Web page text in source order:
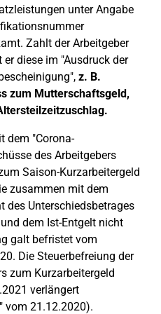
unter Angabe
Zahlt der Arbeitgeber
diese im "Ausdruck der
z. B.
zum Mutterschaftsgeld,
dem "Corona-
des Arbeitgebers
Saison-Kurzarbeitergeld
zusammen mit dem
des Unterschiedsbetrages
dem Ist-Entgelt nicht
galt befristet vom
Die Steuerbefreiung der
zum Kurzarbeitergeld
verlängert
vom 21.12.2020).